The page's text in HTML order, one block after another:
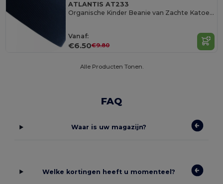
ATLANTIS AT233
Organische Kinder Beanie van Zachte Katoenvezels
Vanaf:
€6.50€9.80
Alle Producten Tonen.
FAQ
Waar is uw magazijn?
Welke kortingen heeft u momenteel?